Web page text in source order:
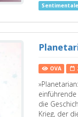
OVA
einführende
die
Krieg, der